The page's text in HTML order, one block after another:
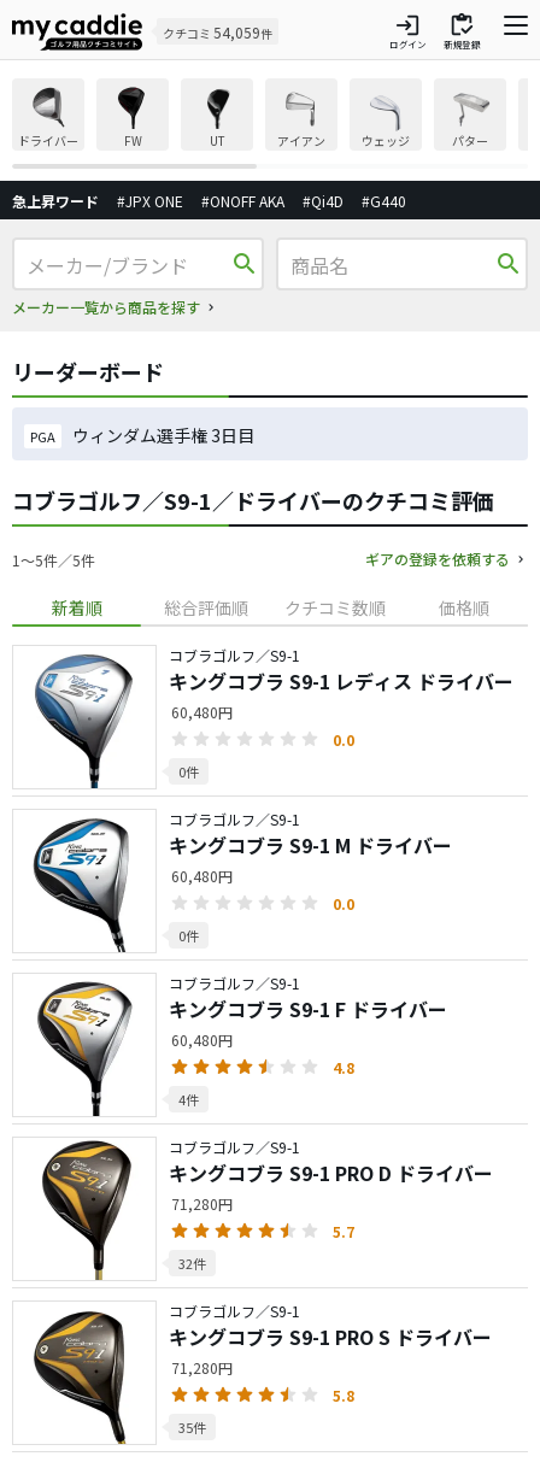
クチコミ 54,059件 login
ログイン
inventory
新規登録
ドライバー FW UT アイアン ウェッジ パター
急上昇ワード #JPX ONE #ONOFF AKA #Qi4D #G440
search
メーカー一覧から商品を探す
search
リーダーボード
PGA ウィンダム選手権 3日目
コブラゴルフ／S9-1／ドライバーのクチコミ評価
1〜5件／5件 ギアの登録を依頼する
新着順 総合評価順 クチコミ数順 価格順
コブラゴルフ／S9-1
キングコブラ S9-1 レディス ドライバー
60,480円
0.0
0件
コブラゴルフ／S9-1
キングコブラ S9-1 M ドライバー
60,480円
0.0
0件
コブラゴルフ／S9-1
キングコブラ S9-1 F ドライバー
60,480円
4.8
4件
コブラゴルフ／S9-1
キングコブラ S9-1 PRO D ドライバー
71,280円
5.7
32件
コブラゴルフ／S9-1
キングコブラ S9-1 PRO S ドライバー
71,280円
5.8
35件